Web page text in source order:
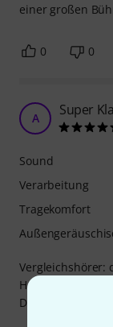
einer großen
0 0
A Super
Vergleichshörer:
HAVI B3 Pro 1),
DT990 + DT880
Sound
Verarbeitung
Tragekomfort